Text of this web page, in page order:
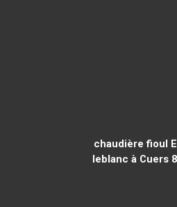
chaudière fioul
leblanc à Cuers